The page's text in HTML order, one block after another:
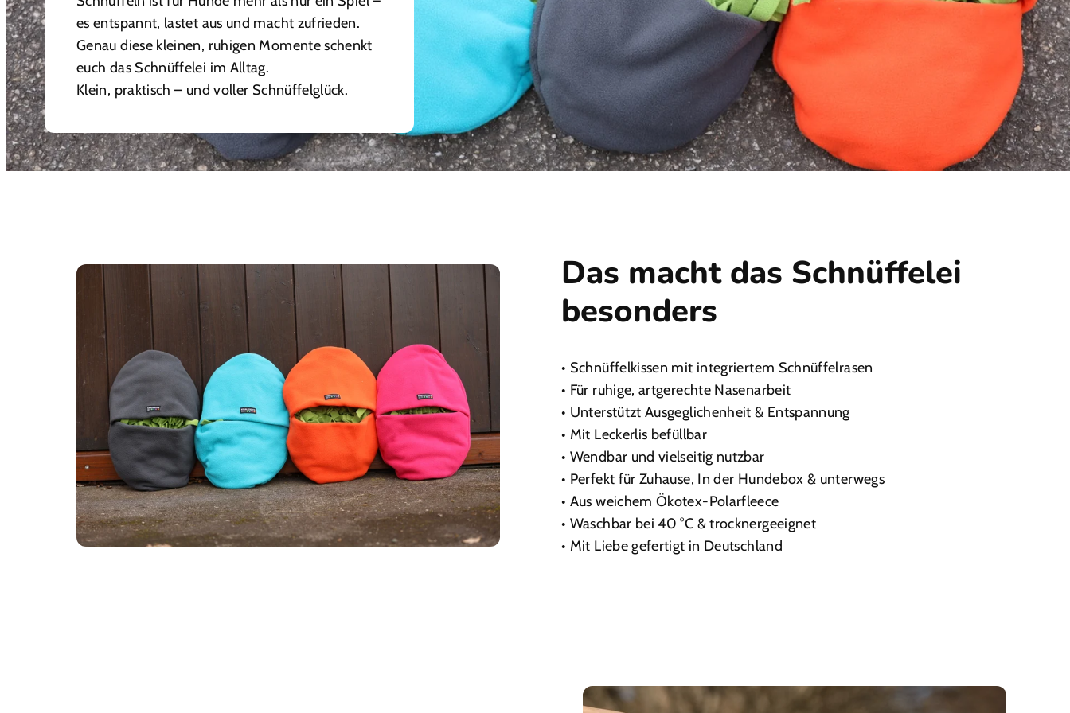
es entspannt, lastet aus und macht zufrieden.
Genau diese kleinen, ruhigen Momente schenkt
euch das Schnüffelei im Alltag.
Klein, praktisch – und voller Schnüffelglück.
Das macht das Schnüffelei
besonders
• Schnüffelkissen mit integriertem Schnüffelrasen
• Für ruhige, artgerechte Nasenarbeit
• Unterstützt Ausgeglichenheit & Entspannung
• Mit Leckerlis befüllbar
• Wendbar und vielseitig nutzbar
• Perfekt für Zuhause, In der Hundebox & unterwegs
• Aus weichem Ökotex-Polarfleece
• Waschbar bei 40 °C & trocknergeeignet
• Mit Liebe gefertigt in Deutschland